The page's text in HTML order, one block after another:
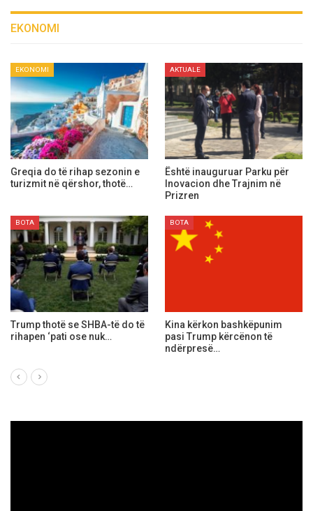
EKONOMI
AKTUALE
Nga 1 janari Franca merr
presidencën e BE-së – Cilat…
EKONOMI
Ministria e Infrastrukturës
dhe Komuna e Prishtinës…
EasyJet pranon se të dhënat e
nëntë milion klientëve të tyre…
Abdixhiku premton
rregullimin e shpejtë të
rrugës përpjetēze…